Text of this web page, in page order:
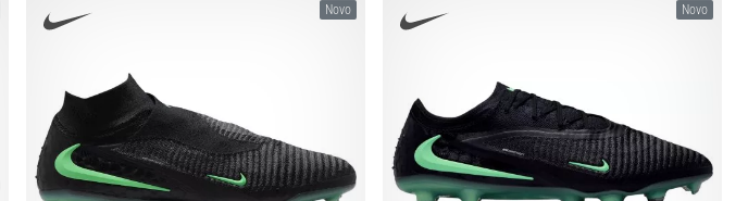
Novo Novo